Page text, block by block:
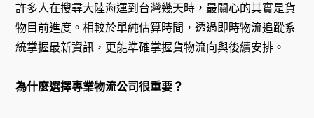
許多人在搜尋大陸海運到台灣幾天時，最關心的其實是貨
物目前進度。相較於單純估算時間，透過即時物流追蹤系
統掌握最新資訊，更能準確掌握貨物流向與後續安排。
為什麼選擇專業物流公司很重要？